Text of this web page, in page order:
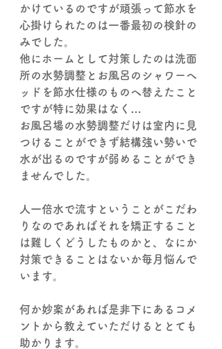
かけているのですが頑張って節水を
心掛けられたのは一番最初の検針の
みでした。
他にホームとして対策したのは洗面
所の水勢調整とお風呂のシャワーヘ
ッドを節水仕様のものへ替えたこと
ですが特に効果はなく…
お風呂場の水勢調整だけは室内に見
つけることができず結構強い勢いで
水が出るのですが弱めることができ
ませんでした。
人一倍水で流すということがこだわ
りなのであればそれを矯正すること
は難しくどうしたものかと、なにか
対策できることはないか毎月悩んで
います。
何か妙案があれば是非下にあるコメ
ントから教えていただけるととても
助かります。